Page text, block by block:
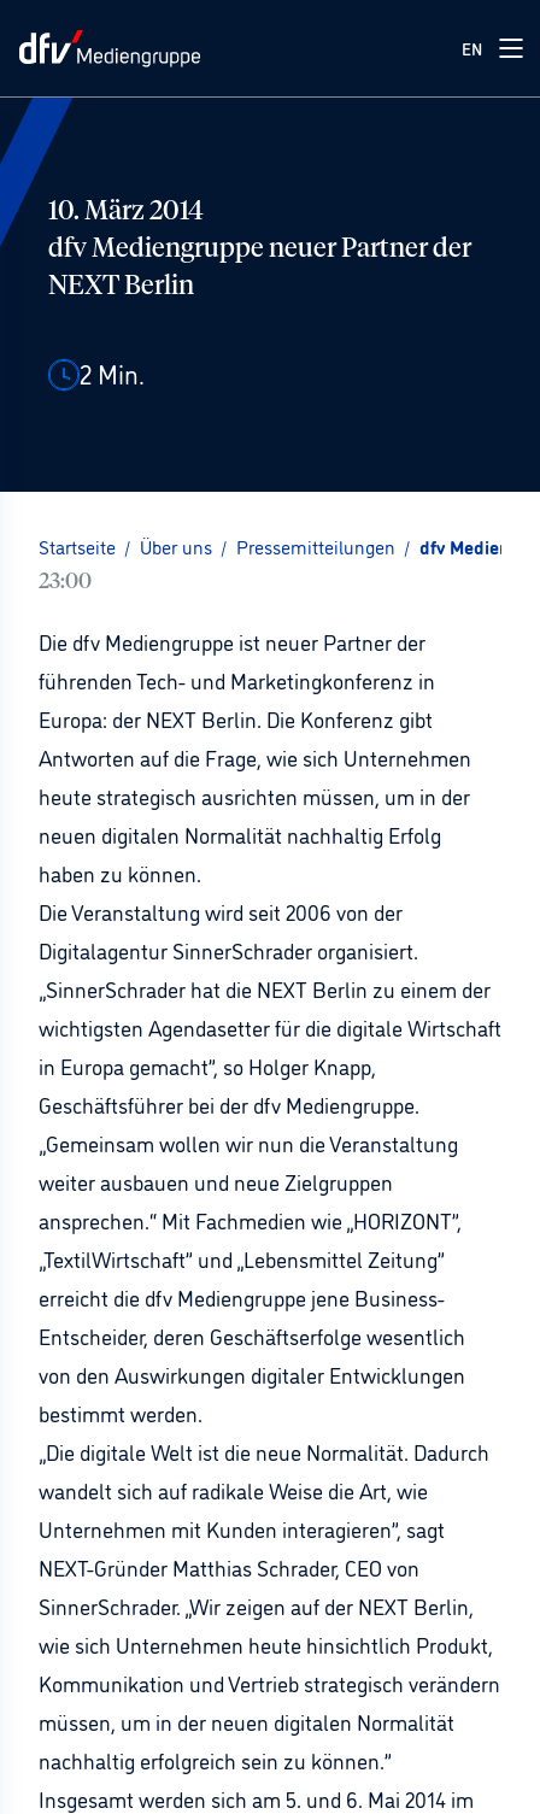
EN
10. März 2014
dfv Mediengruppe neuer Partner der
NEXT Berlin
2 Min.
Startseite / Über uns / Pressemitteilungen / dfv
23:00
Die dfv Mediengruppe ist neuer Partner der
führenden Tech- und Marketingkonferenz in
Europa: der NEXT Berlin. Die Konferenz gibt
Antworten auf die Frage, wie sich Unternehmen
heute strategisch ausrichten müssen, um in der
neuen digitalen Normalität nachhaltig Erfolg
haben zu können.
Die Veranstaltung wird seit 2006 von der
Digitalagentur SinnerSchrader organisiert.
„SinnerSchrader hat die NEXT Berlin zu einem der
wichtigsten Agendasetter für die digitale Wirtschaft
in Europa gemacht”, so Holger Knapp,
Geschäftsführer bei der dfv Mediengruppe.
„Gemeinsam wollen wir nun die Veranstaltung
weiter ausbauen und neue Zielgruppen
ansprechen.“ Mit Fachmedien wie „HORIZONT”,
„TextilWirtschaft” und „Lebensmittel Zeitung”
erreicht die dfv Mediengruppe jene Business-
Entscheider, deren Geschäftserfolge wesentlich
von den Auswirkungen digitaler Entwicklungen
bestimmt werden.
„Die digitale Welt ist die neue Normalität. Dadurch
wandelt sich auf radikale Weise die Art, wie
Unternehmen mit Kunden interagieren”, sagt
NEXT-Gründer Matthias Schrader, CEO von
SinnerSchrader. „Wir zeigen auf der NEXT Berlin,
wie sich Unternehmen heute hinsichtlich Produkt,
Kommunikation und Vertrieb strategisch verändern
müssen, um in der neuen digitalen Normalität
nachhaltig erfolgreich sein zu können.”
Insgesamt werden sich am 5. und 6. Mai 2014 im